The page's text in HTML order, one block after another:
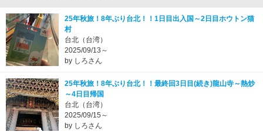
25年秋旅！8年ぶり台北！！1日目出入国～2日目ホウトン猫
村
台北（台湾）
2025/09/13～
by しろさん
25年秋旅！8年ぶり台北！！最終回3日目(続き)龍山寺～熱炒
～4日目帰国
台北（台湾）
2025/09/15～
by しろさん